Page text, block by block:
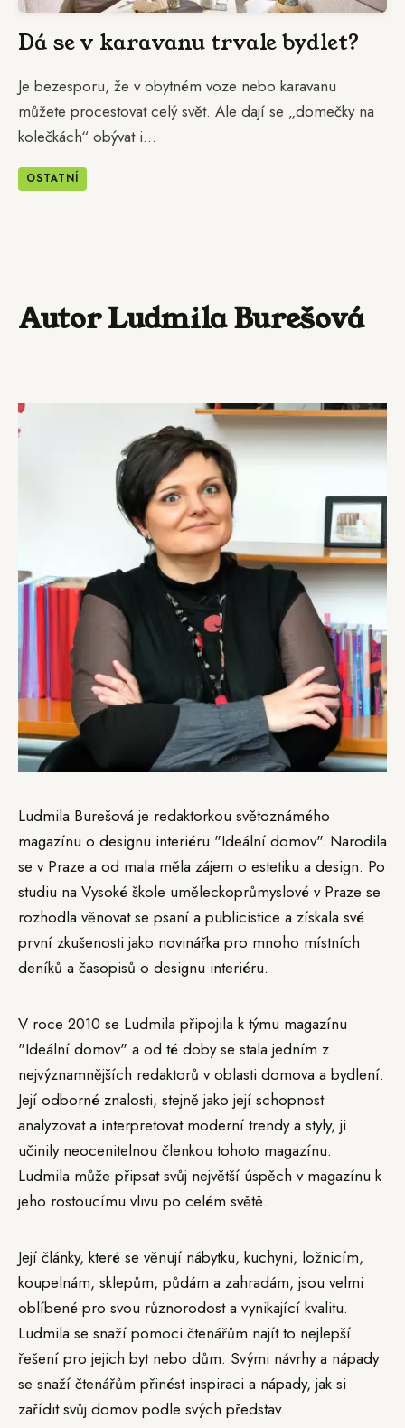
Dá se v karavanu trvale bydlet?
Je bezesporu, že v obytném voze nebo karavanu
můžete procestovat celý svět. Ale dají se „domečky na
kolečkách“ obývat i...
OSTATNÍ
Autor Ludmila Burešová
Ludmila Burešová je redaktorkou světoznámého
magazínu o designu interiéru "Ideální domov". Narodila
se v Praze a od mala měla zájem o estetiku a design. Po
studiu na Vysoké škole uměleckoprůmyslové v Praze se
rozhodla věnovat se psaní a publicistice a získala své
první zkušenosti jako novinářka pro mnoho místních
deníků a časopisů o designu interiéru.
V roce 2010 se Ludmila připojila k týmu magazínu
"Ideální domov" a od té doby se stala jedním z
nejvýznamnějších redaktorů v oblasti domova a bydlení.
Její odborné znalosti, stejně jako její schopnost
analyzovat a interpretovat moderní trendy a styly, ji
učinily neocenitelnou členkou tohoto magazínu.
Ludmila může připsat svůj největší úspěch v magazínu k
jeho rostoucímu vlivu po celém světě.
Její články, které se věnují nábytku, kuchyni, ložnicím,
koupelnám, sklepům, půdám a zahradám, jsou velmi
oblíbené pro svou různorodost a vynikající kvalitu.
Ludmila se snaží pomoci čtenářům najít to nejlepší
řešení pro jejich byt nebo dům. Svými návrhy a nápady
se snaží čtenářům přinést inspiraci a nápady, jak si
zařídit svůj domov podle svých představ.